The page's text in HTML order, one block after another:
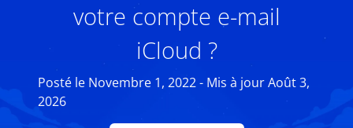
votre compte e-mail
iCloud ?
Posté le Novembre 1, 2022 - Mis à jour Août 3,
2026